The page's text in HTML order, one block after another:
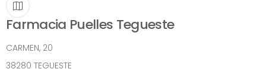
Farmacia Puelles Tegueste
CARMEN, 20
38280 TEGUESTE